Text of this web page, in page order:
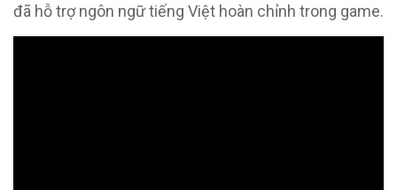
đã hỗ trợ ngôn ngữ tiếng Việt hoàn chỉnh trong game.